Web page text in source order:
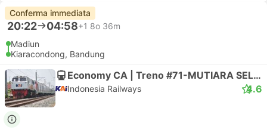
Conferma immediata
20:22 04:58+1 8o 36m
Madiun
Kiaracondong, Bandung
Economy CA | Treno #71-MUTIARA SELATAN
Indonesia Railways 4.6